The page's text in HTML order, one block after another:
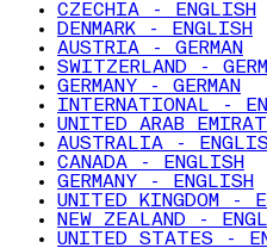
CZECHIA - ENGLISH
DENMARK - ENGLISH
AUSTRIA - GERMAN
SWITZERLAND -
GERMANY - GERMAN
INTERNATIONAL -
UNITED ARAB
AUSTRALIA -
CANADA - ENGLISH
GERMANY - ENGLISH
UNITED KINGDOM -
NEW ZEALAND -
UNITED STATES -